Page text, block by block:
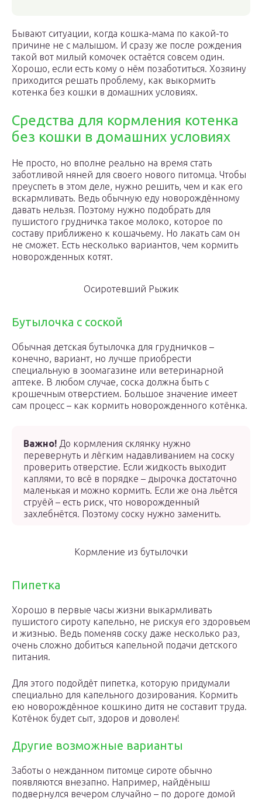
Бывают ситуации, когда кошка-мама по какой-то
причине не с малышом. И сразу же после рождения
такой вот милый комочек остаётся совсем один.
Хорошо, если есть кому о нём позаботиться. Хозяину
приходится решать проблему, как выкормить
котенка без кошки в домашних условиях.
Средства для кормления котенка
без кошки в домашних условиях
Не просто, но вполне реально на время стать
заботливой няней для своего нового питомца. Чтобы
преуспеть в этом деле, нужно решить, чем и как его
вскармливать. Ведь обычную еду новорождённому
давать нельзя. Поэтому нужно подобрать для
пушистого грудничка такое молоко, которое по
составу приближено к кошачьему. Но лакать сам он
не сможет. Есть несколько вариантов, чем кормить
новорожденных котят.
Осиротевший Рыжик
Бутылочка с соской
Обычная детская бутылочка для грудничков –
конечно, вариант, но лучше приобрести
специальную в зоомагазине или ветеринарной
аптеке. В любом случае, соска должна быть с
крошечным отверстием. Большое значение имеет
сам процесс – как кормить новорожденного котёнка.
Важно! До кормления склянку нужно
перевернуть и лёгким надавливанием на соску
проверить отверстие. Если жидкость выходит
каплями, то всё в порядке – дырочка достаточно
маленькая и можно кормить. Если же она льётся
струёй – есть риск, что новорожденный
захлебнётся. Поэтому соску нужно заменить.
Кормление из бутылочки
Пипетка
Хорошо в первые часы жизни выкармливать
пушистого сироту капельно, не рискуя его здоровьем
и жизнью. Ведь поменяв соску даже несколько раз,
очень сложно добиться капельной подачи детского
питания.
Для этого подойдёт пипетка, которую придумали
специально для капельного дозирования. Кормить
ею новорождённое кошкино дитя не составит труда.
Котёнок будет сыт, здоров и доволен!
Другие возможные варианты
Заботы о нежданном питомце сироте обычно
появляются внезапно. Например, найдёныш
подвернулся вечером случайно – по дороге домой